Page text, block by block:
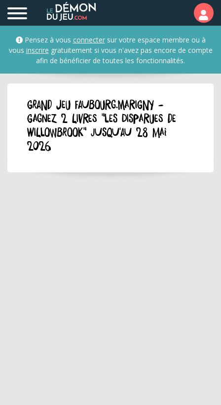
Pensez à vous connectersur votre espace membre ou à
vous inscrire gratuitement si vous n'avez pas encore de compte
afin de bénéficier de toutes les fonctionnalités.
GRAND JEU faubourg.marigny -
Gagnez 2 livres "Les disparues de
Willowbrook" jusqu'au 28 mai
2026